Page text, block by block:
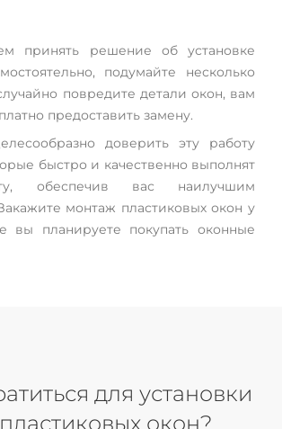
принять решение об установке
подумайте несколько
повредите детали окон, вам
предоставить замену.
доверить эту работу
быстро и качественно выполнят
обеспечив вас наилучшим
монтаж пластиковых окон у
вы планируете покупать оконные
для установки
окон?